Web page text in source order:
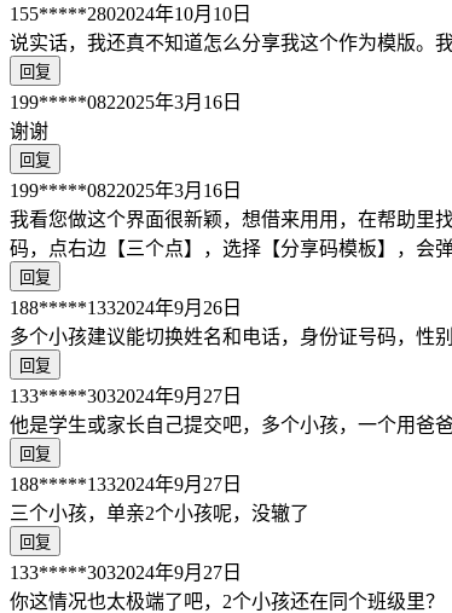
155*****2802024年10月10日
说实话，我还真不知道怎么分享我这个作为模版。
回复
199*****0822025年3月16日
谢谢
回复
199*****0822025年3月16日
我看您做这个界面很新颖，想借来用用，在帮助里找
码，点右边【三个点】，选择【分享码模板】，会
回复
188*****1332024年9月26日
多个小孩建议能切换姓名和电话，身份证号码，性
回复
133*****3032024年9月27日
他是学生或家长自己提交吧，多个小孩，一个用爸
回复
188*****1332024年9月27日
三个小孩，单亲2个小孩呢，没辙了
回复
133*****3032024年9月27日
你这情况也太极端了吧，2个小孩还在同个班级里？